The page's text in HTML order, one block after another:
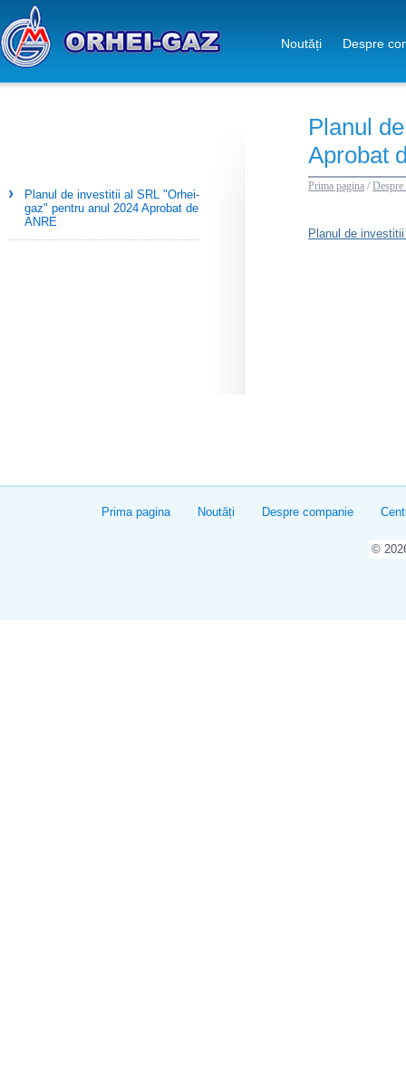
Noutăți Despre
Planul de investitii al SRL "Orhei-
gaz" pentru anul 2024 Aprobat de
ANRE
Planul
Aprobat
Prima pagina / Despre
Planul de
Prima pagina Noutăți Despre companie
©